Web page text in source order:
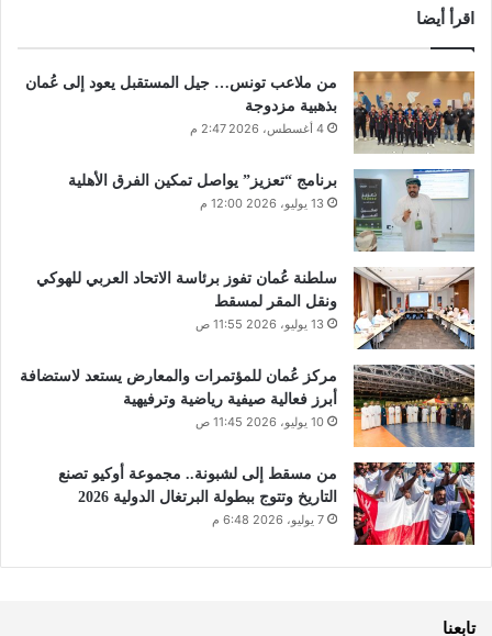
اقرأ أيضا
من ملاعب تونس… جيل المستقبل يعود إلى عُمان
بذهبية مزدوجة
4 أغسطس، 2026 2:47 م
برنامج “تعزيز” يواصل تمكين الفرق الأهلية
13 يوليو، 2026 12:00 م
سلطنة عُمان تفوز برئاسة الاتحاد العربي للهوكي
ونقل المقر لمسقط
13 يوليو، 2026 11:55 ص
مركز عُمان للمؤتمرات والمعارض يستعد لاستضافة
أبرز فعالية صيفية رياضية وترفيهية
10 يوليو، 2026 11:45 ص
من مسقط إلى لشبونة.. مجموعة أوكيو تصنع
التاريخ وتتوج ببطولة البرتغال الدولية 2026
7 يوليو، 2026 6:48 م
تابعنا